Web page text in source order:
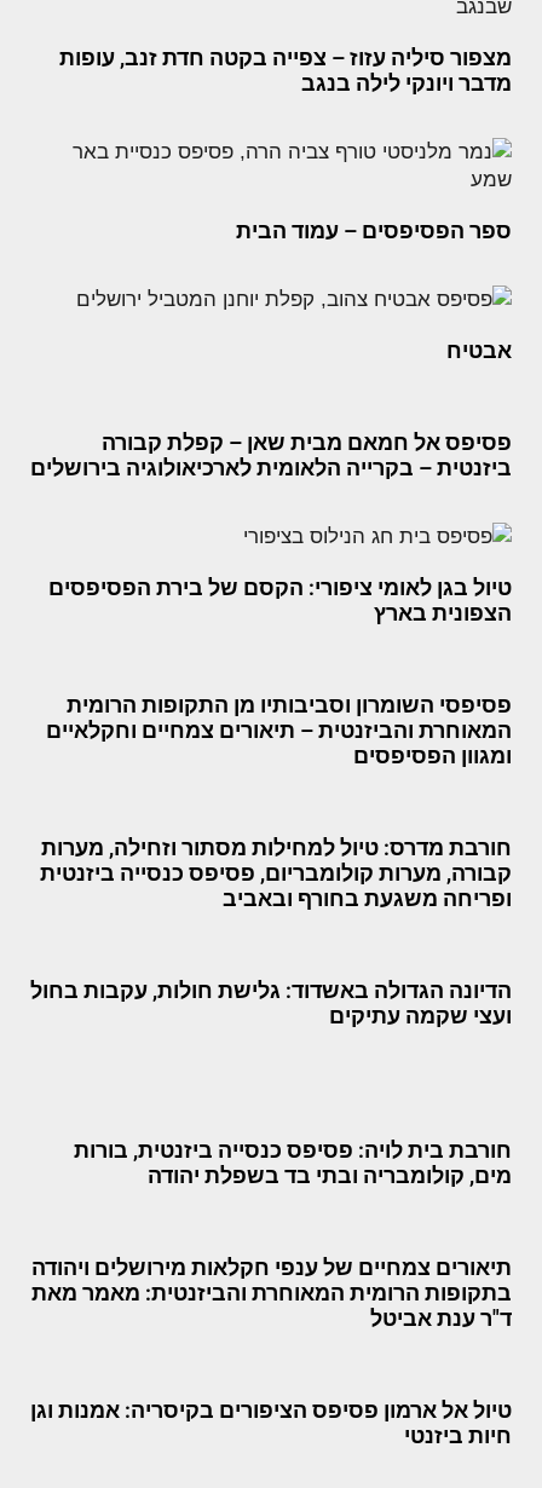
מצפור סיליה עזוז – צפייה בקטה חדת זנב, עופות
מדבר ויונקי לילה בנגב
ספר הפסיפסים – עמוד הבית
אבטיח
פסיפס אל חמאם מבית שאן – קפלת קבורה
ביזנטית – בקרייה הלאומית לארכיאולוגיה בירושלים
טיול בגן לאומי ציפורי: הקסם של בירת הפסיפסים
הצפונית בארץ
פסיפסי השומרון וסביבותיו מן התקופות הרומית
המאוחרת והביזנטית – תיאורים צמחיים וחקלאיים
ומגוון הפסיפסים
חורבת מדרס: טיול למחילות מסתור וזחילה, מערות
קבורה, מערות קולומבריום, פסיפס כנסייה ביזנטית
ופריחה משגעת בחורף ובאביב
הדיונה הגדולה באשדוד: גלישת חולות, עקבות בחול
ועצי שקמה עתיקים
חורבת בית לויה: פסיפס כנסייה ביזנטית, בורות
מים, קולומבריה ובתי בד בשפלת יהודה
תיאורים צמחיים של ענפי חקלאות מירושלים ויהודה
בתקופות הרומית המאוחרת והביזנטית: מאמר מאת
ד"ר ענת אביטל
טיול אל ארמון פסיפס הציפורים בקיסריה: אמנות וגן
חיות ביזנטי